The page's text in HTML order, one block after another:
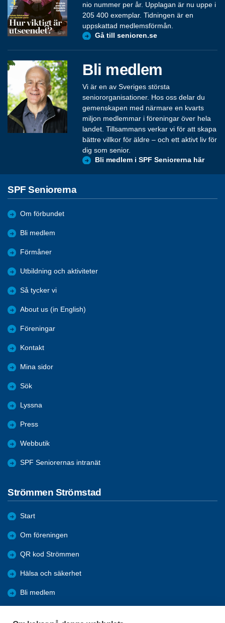
nio nummer per år. Upplagan är nu uppe i
205 400 exemplar. Tidningen är en
uppskattad medlemsförmån.
Gå till senioren.se
Bli medlem
Vi är en av Sveriges största
seniororganisationer. Hos oss delar du
gemenskapen med närmare en kvarts
miljon medlemmar i föreningar över hela
landet. Tillsammans verkar vi för att skapa
bättre villkor för äldre – och ett aktivt liv för
dig som senior.
Bli medlem i SPF Seniorerna här
SPF Seniorerna
Om förbundet
Bli medlem
Förmåner
Utbildning och aktiviteter
Så tycker vi
About us (in English)
Föreningar
Kontakt
Mina sidor
Sök
Lyssna
Press
Webbutik
SPF Seniorernas intranät
Strömmen Strömstad
Start
Om föreningen
QR kod Strömmen
Hälsa och säkerhet
Bli medlem